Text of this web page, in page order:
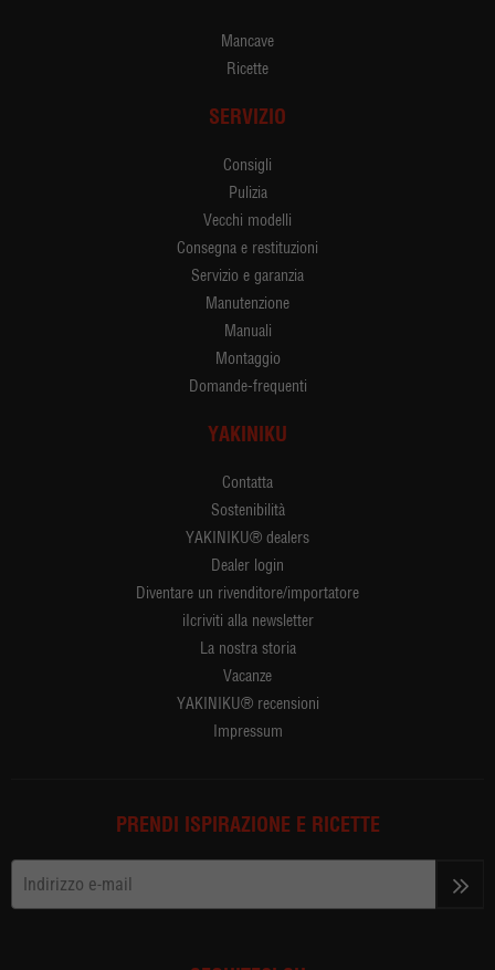
Mancave
Ricette
SERVIZIO
Consigli
Pulizia
Vecchi modelli
Consegna e restituzioni
Servizio e garanzia
Manutenzione
Manuali
Montaggio
Domande-frequenti
YAKINIKU
Contatta
Sostenibilità
YAKINIKU® dealers
Dealer login
Diventare un rivenditore/importatore
iIcriviti alla newsletter
La nostra storia
Vacanze
YAKINIKU® recensioni
Impressum
PRENDI ISPIRAZIONE E RICETTE